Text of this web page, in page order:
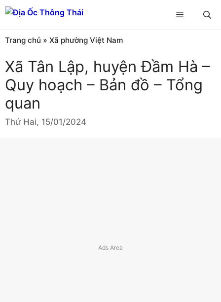
Chuyển
đến
nội
dung
Menu
Trang chủ » Xã phường Việt Nam
Xã Tân Lập, huyện Đầm Hà –
Quy hoạch – Bản đồ – Tổng
quan
Thứ Hai, 15/01/2024